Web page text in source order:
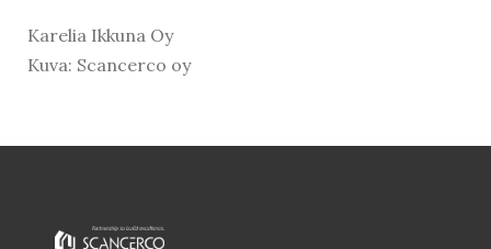
Karelia Ikkuna Oy
Kuva: Scancerco oy